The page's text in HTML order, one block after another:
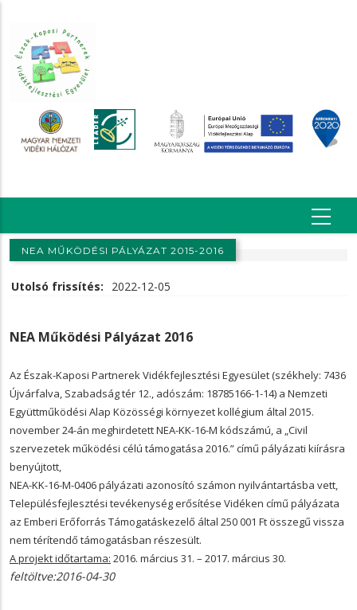
tartalomra
NEA MŰKÖDÉSI PÁLYÁZAT 2015-2016
Utolsó frissítés: 2022-12-05
NEA Működési Pályázat 2016
Az Észak-Kaposi Partnerek Vidékfejlesztési Egyesület (székhely: 7436
Újvárfalva, Szabadság tér 12., adószám: 18785166-1-14) a Nemzeti
Együttműködési Alap Közösségi környezet kollégium által 2015.
november 24-án meghirdetett NEA-KK-16-M kódszámú, a „Civil
szervezetek működési célú támogatása 2016.” című pályázati kiírásra
benyújtott,
NEA-KK-16-M-0406 pályázati azonosító számon nyilvántartásba vett,
Településfejlesztési tevékenység erősítése Vidéken című pályázata
az Emberi Erőforrás Támogatáskezelő által 250 001 Ft összegű vissza
nem térítendő támogatásban részesült.
A projekt időtartama: 2016. március 31. – 2017. március 30.
feltöltve:2016-04-30